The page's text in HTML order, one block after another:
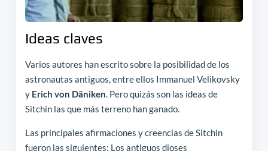
Ideas claves
Varios autores han escrito sobre la posibilidad de los
astronautas antiguos, entre ellos Immanuel Velikovsky
y Erich von Däniken. Pero quizás son las ideas de
Sitchin las que más terreno han ganado.
Las principales afirmaciones y creencias de Sitchin
fueron las siguientes: Los antiguos dioses